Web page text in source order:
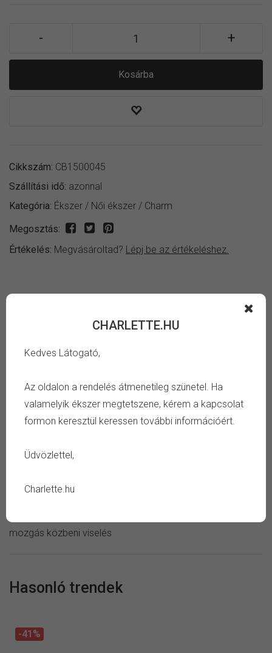
CHARLETTE.HU
Kedves Látogató,
Az oldalon a rendelés átmenetileg szünetel. Ha
valamelyik ékszer megtetszene, kérem a kapcsolat
formon keresztül keressen további információért.
Üdvözlettel,
Charlette.hu
Kosárba
Cikkszám: CB1500045
Szállítási idő: azonnal
Kategória: Ékszer / Női ékszer / Charm
Megosztás:
Értékelés: Megvásároltad? Lépj be az értékeléshez.
csík mintás fehér gyöngyös charm.
TULAJDONSÁG
Szín:
Gyöngy:
mozgás közbeni viselés
Hasonló trendek
-41%